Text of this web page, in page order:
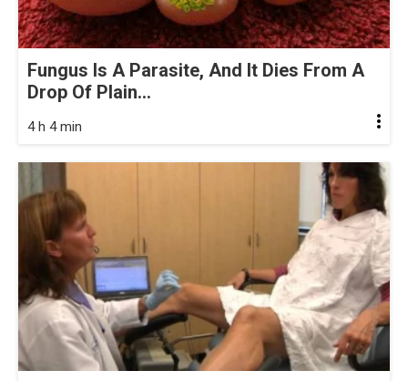
Fungus Is A Parasite, And It Dies From A
Drop Of Plain...
4 h 4 min